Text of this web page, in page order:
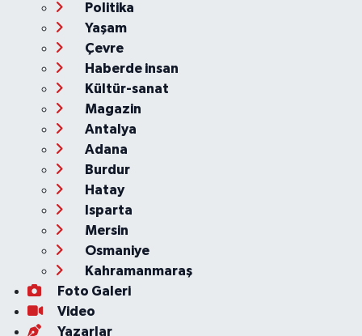
Politika
Yaşam
Çevre
Haberde insan
Kültür-sanat
Magazin
Antalya
Adana
Burdur
Hatay
Isparta
Mersin
Osmaniye
Kahramanmaraş
Foto Galeri
Video
Yazarlar